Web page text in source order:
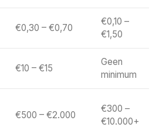
€0,30 – €0,70
€0,10 –
€1,50
€10 – €15
Geen
minimum
€500 – €2.000
€300 –
€10.000+